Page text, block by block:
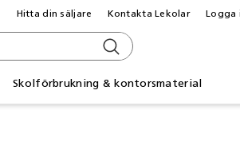
Skolförbrukning & kontorsmaterial
Hitta din säljare Kontakta Lekolar Logga